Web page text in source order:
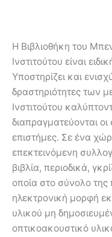
Η Βιβλιοθήκη του
Ινστιτούτου είναι
Υποστηρίζει και
δραστηριότητες των
Ινστιτούτου
διαπραγματεύονται
επιστήμες. Σε ένα
επεκτεινόμενη
βιβλία, περιοδικά,
οποία στο σύνολο της
ηλεκτρονική μορφή
υλικού μη
οπτικοακουστικό